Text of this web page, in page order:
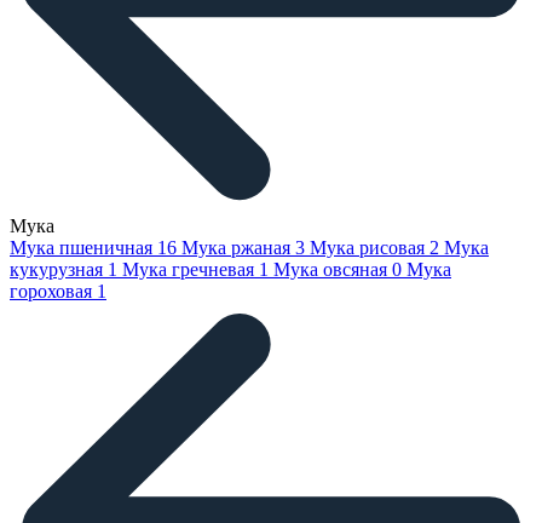
Мука
Мука пшеничная 16 Мука ржаная 3 Мука рисовая 2 Мука
кукурузная 1 Мука гречневая 1 Мука овсяная 0 Мука
гороховая 1